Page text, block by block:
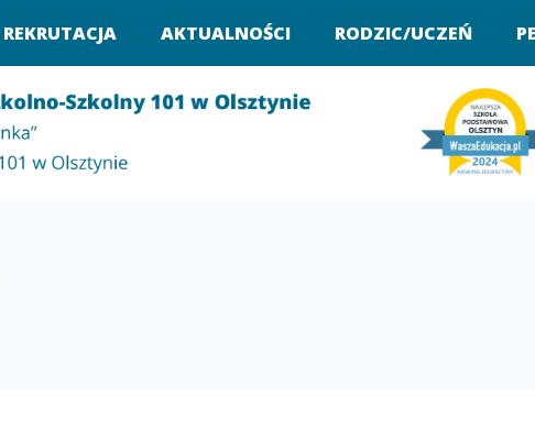
REKRUTACJA AKTUALNOŚCI RODZIC/UCZEŃ